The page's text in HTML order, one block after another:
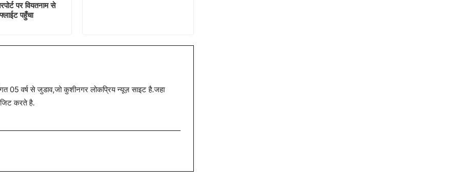
पर वियतनाम से
पहुँचा
05 वर्ष से जुडाव,जो कुशीनगर लोकप्रिय न्यूज़ साइट है.जहा
करते है.